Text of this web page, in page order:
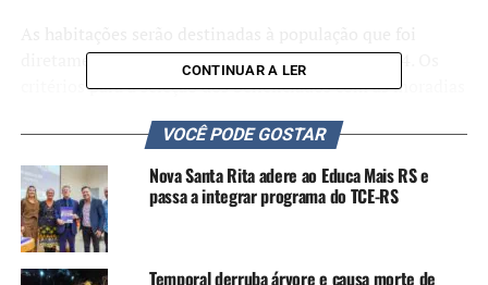
diretamente afetada na enchente de maio de 2024. Os
critérios para a seleção dos beneficiados com as moradias
apartamentos será de 46 metros quadrados de área
privativa, dois quartos, varanda, cerâmicas, nos padrões
do Minha Casa, Minha Vida.
“Está em nosso plano de
CONTINUAR A LER
VOCÊ PODE GOSTAR
Nova Santa Rita adere ao Educa Mais RS e
passa a integrar programa do TCE-RS
Temporal derruba árvore e causa morte de